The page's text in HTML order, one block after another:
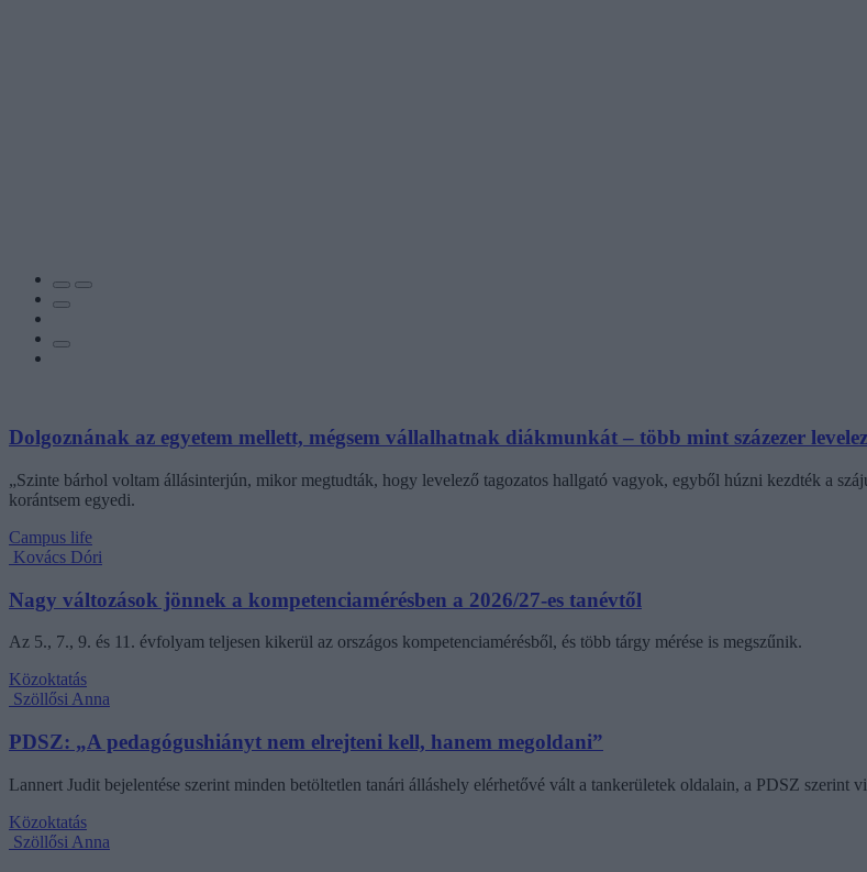
Dolgoznának az egyetem mellett, mégsem vállalhatnak diákmunkát – több mint százezer
„Szinte bárhol voltam állásinterjún, mikor megtudták, hogy levelező tagozatos hallgató vagyok, egyből húzni kezdték a
korántsem egyedi.
Campus life
Kovács Dóri
Nagy változások jönnek a kompetenciamérésben a 2026/27-es tanévtől
Az 5., 7., 9. és 11. évfolyam teljesen kikerül az országos kompetenciamérésből, és több tárgy mérése is megszűnik.
Közoktatás
Szöllősi Anna
PDSZ: „A pedagógushiányt nem elrejteni kell, hanem megoldani”
Lannert Judit bejelentése szerint minden betöltetlen tanári álláshely elérhetővé vált a tankerületek oldalain, a PDSZ szerint
Közoktatás
Szöllősi Anna